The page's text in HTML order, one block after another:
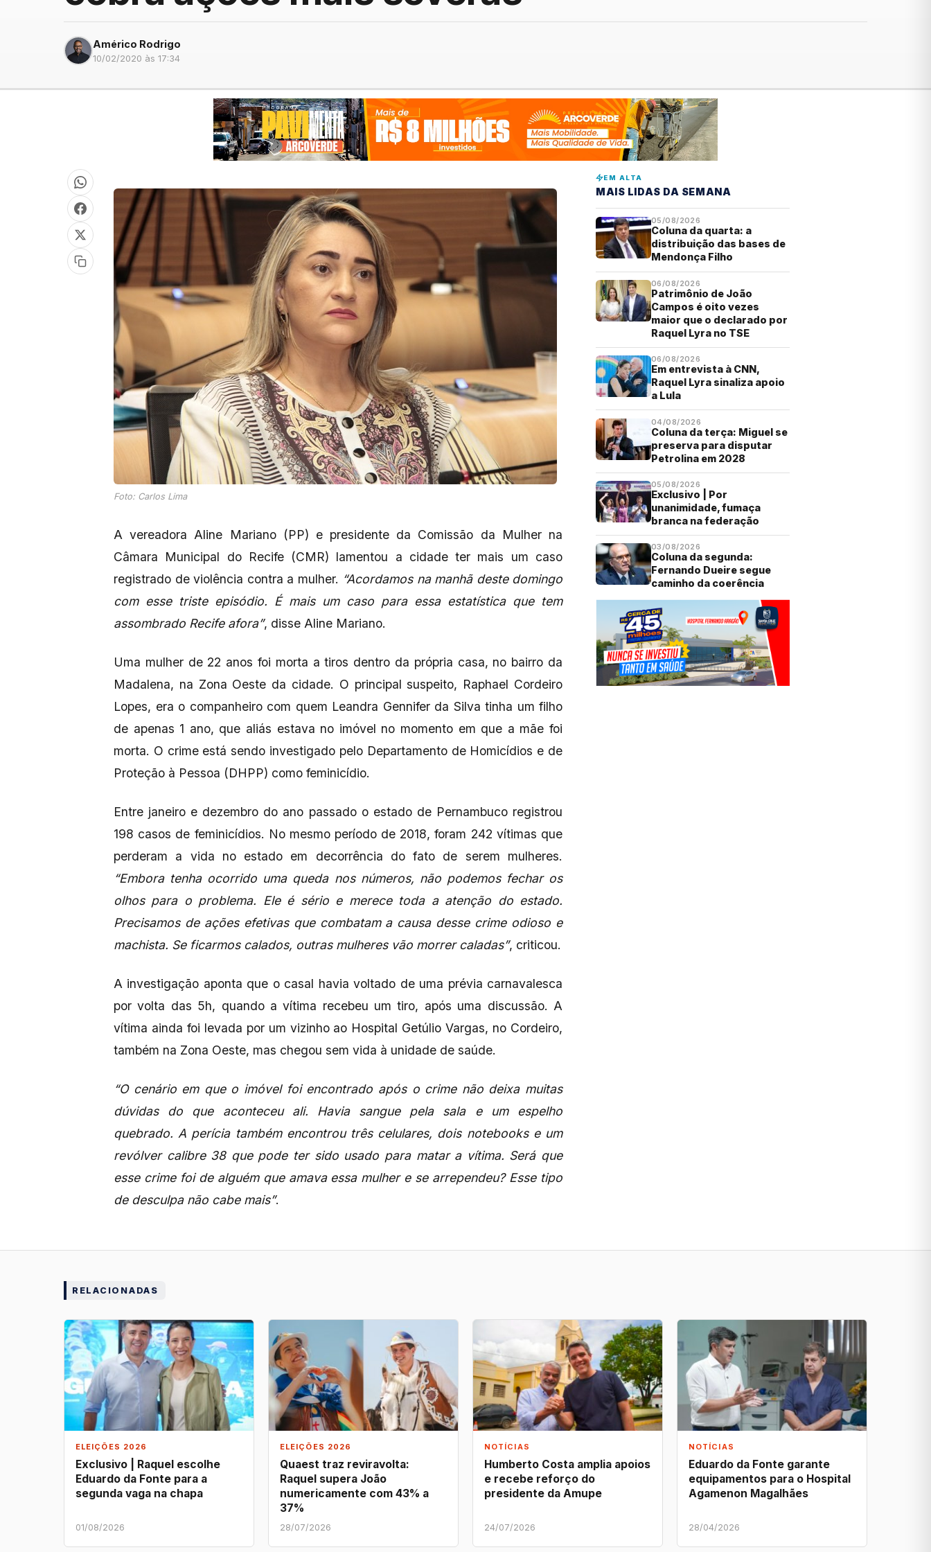
Américo Rodrigo
10/02/2020 às 17:34
Foto: Carlos Lima
A vereadora Aline Mariano (PP) e presidente da Comissão da Mulher na
Câmara Municipal do Recife (CMR) lamentou a cidade ter mais um caso
registrado de violência contra a mulher. “Acordamos na manhã deste domingo
com esse triste episódio. É mais um caso para essa estatística que tem
assombrado Recife afora”, disse Aline Mariano.
Uma mulher de 22 anos foi morta a tiros dentro da própria casa, no bairro da
Madalena, na Zona Oeste da cidade. O principal suspeito, Raphael Cordeiro
Lopes, era o companheiro com quem Leandra Gennifer da Silva tinha um filho
de apenas 1 ano, que aliás estava no imóvel no momento em que a mãe foi
morta. O crime está sendo investigado pelo Departamento de Homicídios e de
Proteção à Pessoa (DHPP) como feminicídio.
Entre janeiro e dezembro do ano passado o estado de Pernambuco registrou
198 casos de feminicídios. No mesmo período de 2018, foram 242 vítimas que
perderam a vida no estado em decorrência do fato de serem mulheres.
“Embora tenha ocorrido uma queda nos números, não podemos fechar os
olhos para o problema. Ele é sério e merece toda a atenção do estado.
Precisamos de ações efetivas que combatam a causa desse crime odioso e
machista. Se ficarmos calados, outras mulheres vão morrer caladas”, criticou.
A investigação aponta que o casal havia voltado de uma prévia carnavalesca
por volta das 5h, quando a vítima recebeu um tiro, após uma discussão. A
vítima ainda foi levada por um vizinho ao Hospital Getúlio Vargas, no Cordeiro,
também na Zona Oeste, mas chegou sem vida à unidade de saúde.
“O cenário em que o imóvel foi encontrado após o crime não deixa muitas
dúvidas do que aconteceu ali. Havia sangue pela sala e um espelho
quebrado. A perícia também encontrou três celulares, dois notebooks e um
revólver calibre 38 que pode ter sido usado para matar a vítima. Será que
esse crime foi de alguém que amava essa mulher e se arrependeu? Esse tipo
de desculpa não cabe mais”.
EM ALTA
MAIS LIDAS DA SEMANA
05/08/2026
Coluna da quarta: a
distribuição das bases de
Mendonça Filho
06/08/2026
Patrimônio de João
Campos é oito vezes
maior que o declarado por
Raquel Lyra no TSE
06/08/2026
Em entrevista à CNN,
Raquel Lyra sinaliza apoio
a Lula
04/08/2026
Coluna da terça: Miguel se
preserva para disputar
Petrolina em 2028
05/08/2026
Exclusivo | Por
unanimidade, fumaça
branca na federação
03/08/2026
Coluna da segunda:
Fernando Dueire segue
caminho da coerência
RELACIONADAS
ELEIÇÕES 2026
Exclusivo | Raquel escolhe
Eduardo da Fonte para a
segunda vaga na chapa
01/08/2026
ELEIÇÕES 2026
Quaest traz reviravolta:
Raquel supera João
numericamente com 43% a
37%
28/07/2026
NOTÍCIAS
Humberto Costa amplia apoios
e recebe reforço do
presidente da Amupe
24/07/2026
NOTÍCIAS
Eduardo da Fonte garante
equipamentos para o Hospital
Agamenon Magalhães
28/04/2026